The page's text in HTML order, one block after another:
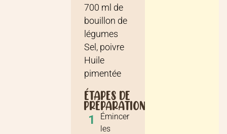
700 ml de
bouillon de
légumes
Sel, poivre
Huile
pimentée
ÉTAPES DE
PRÉPARATION
1
Émincer
les